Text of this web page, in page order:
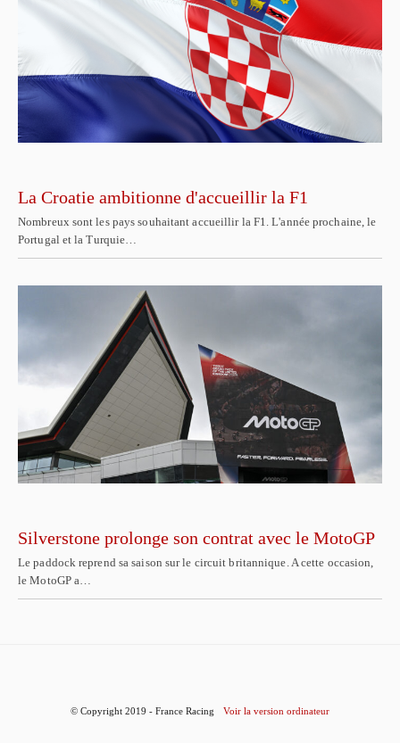
La Croatie ambitionne d'accueillir la F1
Nombreux sont les pays souhaitant accueillir la F1. L'année prochaine, le
Portugal et la Turquie…
Silverstone prolonge son contrat avec le MotoGP
Le paddock reprend sa saison sur le circuit britannique. A cette occasion,
le MotoGP a…
© Copyright 2019 - France Racing Voir la version ordinateur